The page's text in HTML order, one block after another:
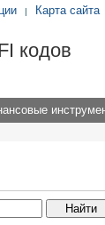
| Карта сайта
кодов